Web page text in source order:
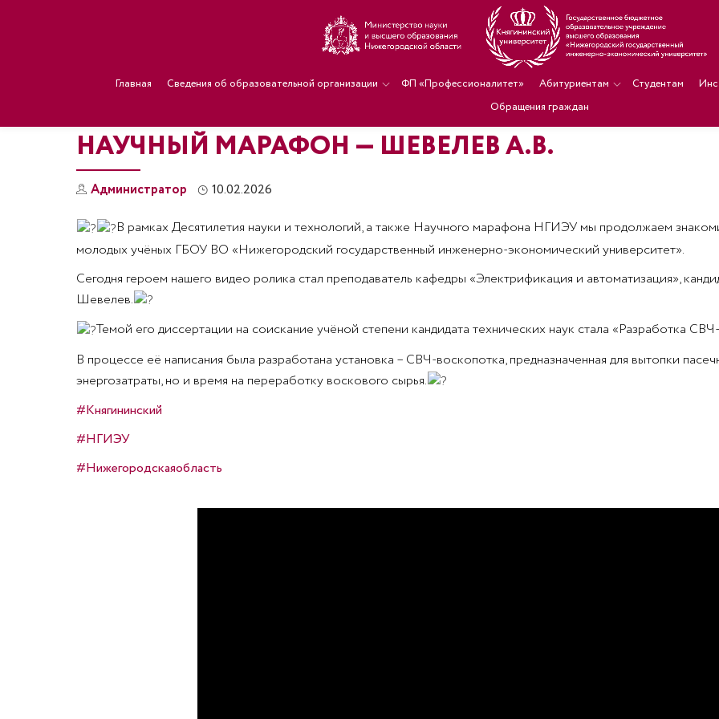
Главная Сведения об образовательной организации ФП «Профессионалитет» Абитуриентам Студентам
Обращения граждан
НАУЧНЫЙ МАРАФОН — ШЕВЕЛЕВ А.В.
Администратор 10.02.2026
В рамках Десятилетия науки и технологий, а также Научного марафона НГИЭУ мы продолжаем
молодых учёных ГБОУ ВО «Нижегородский государственный инженерно-экономический университет».
Сегодня героем нашего видео ролика стал преподаватель кафедры «Электрификация и автоматизация»,
Шевелев.
Темой его диссертации на соискание учёной степени кандидата технических наук стала «Разработка
В процессе её написания была разработана установка – СВЧ-воскопотка, предназначенная для вытопки
энергозатраты, но и время на переработку воскового сырья.
#Княгининский
#НГИЭУ
#Нижегородскаяобласть